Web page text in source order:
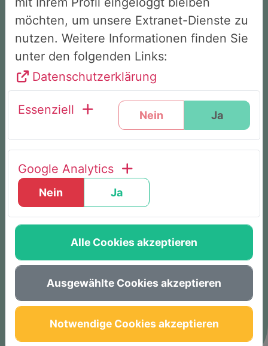
9 von 10 Teilnehmenden verlassen das
Seminar als Nichtraucher
Ohne Willenskampf & Hilfsmittel
Von allen gesetzlichen Krankenkassen
bezuschusst
Weltweit bewährte Methode
möchten, um unsere Extranet-Dienste zu
nutzen. Weitere Informationen finden Sie
unter den folgenden Links:
Datenschutzerklärung
Essenziell Nein Ja
Google Analytics
Nein Ja
Alle Cookies akzeptieren
Ausgewählte Cookies akzeptieren
Notwendige Cookies akzeptieren